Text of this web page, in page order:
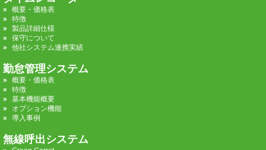
概要・価格表
特徴
製品詳細仕様
保守について
他社システム連携実績
勤怠管理システム
概要・価格表
特徴
基本機能概要
オプション機能
導入事例
無線呼出システム